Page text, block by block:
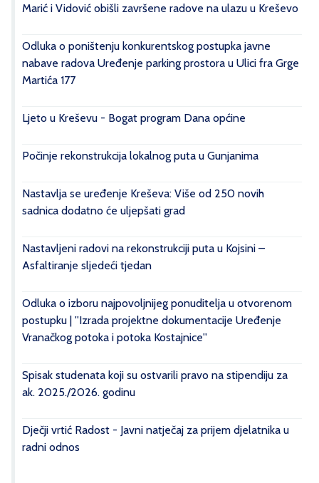
Marić i Vidović obišli završene radove na ulazu u Kreševo
Odluka o poništenju konkurentskog postupka javne
nabave radova Uređenje parking prostora u Ulici fra Grge
Martića 177
Ljeto u Kreševu - Bogat program Dana općine
Počinje rekonstrukcija lokalnog puta u Gunjanima
Nastavlja se uređenje Kreševa: Više od 250 novih
sadnica dodatno će uljepšati grad
Nastavljeni radovi na rekonstrukciji puta u Kojsini –
Asfaltiranje sljedeći tjedan
Odluka o izboru najpovoljnijeg ponuditelja u otvorenom
postupku | ''Izrada projektne dokumentacije Uređenje
Vranačkog potoka i potoka Kostajnice''
Spisak studenata koji su ostvarili pravo na stipendiju za
ak. 2025./2026. godinu
Dječji vrtić Radost - Javni natječaj za prijem djelatnika u
radni odnos